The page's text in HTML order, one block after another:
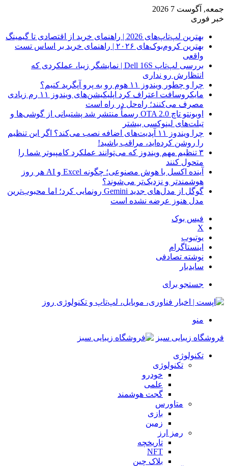
جمعه, آگوست 7 2026
خبر فوری
بهترین لپ‌تاپ‌های 2026 | راهنمای خرید از اقتصادی تا گیمینگ
بهترین کروم‌بوک‌های ۲۰۲۶ | راهنمای خرید بر اساس تست
واقعی
بررسی لپ‌تاپ Dell 16S | نمایشگر زیبا، عملکردی که
انتظارش رو نداری
چرا و چطور ویندوز ۱۱ هوم رو به پرو آپگرید کنیم؟
مایکروسافت اعتراف کرد اپلیکیشن‌های ویندوز ۱۱ رم زیادی
مصرف می‌کنند؛ راه‌حل در راه است
اوبونتو تاچ OTA 2.0 رسماً منتشر شد پشتیبانی از گوشی‌ها و
تبلت‌های لینوکسی بیشتر
چرا ویندوز ۱۱ آپدیت‌های اضافه نصب می‌کند؟ اگر این تنظیم
را روشن کرده‌اید، مراقب باشید!
۳ تنظیم مهم ویندوز که می‌توانند عملکرد کامپیوتر شما را
متحول کنند
آینده اکسل با هوش مصنوعی؛ چگونه Excel و AI هر روز
هوشمندتر و نزدیک‌تر می‌شوند؟
گوگل از مدل‌های جدید Gemini رونمایی کرد؛ اما محبوب‌ترین
مدل هنوز عرضه نشده است
فیس بوک
X
یوتیوب
اینستاگرام
نوشته تصادفی
سایدبار
جستجو برای
منو
فروشگاه زیبایی سبز
تکنولوژی
تکنولوژی
خودرو
علمی
گجت هوشمند
متاورس
بازی
زمین
رمز ارز
تاریخچه
NFT
بلاک چین